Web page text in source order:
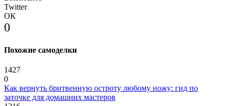
Twitter
ОК
0
Похожие самоделки
1427
0
Как вернуть бритвенную остроту любому ножу: гид по
заточке для домашних мастеров